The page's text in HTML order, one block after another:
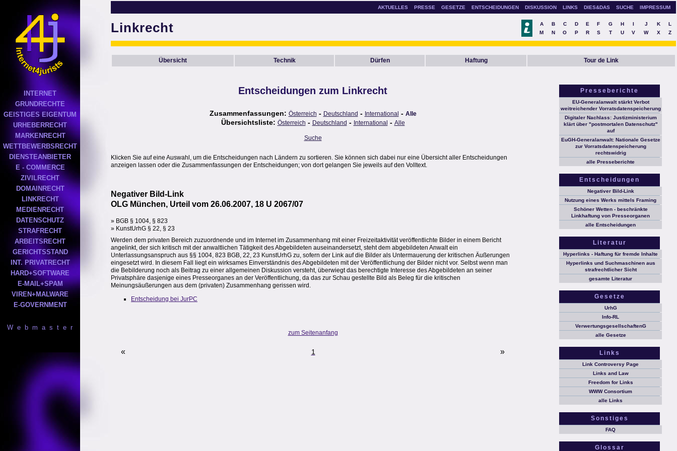
INTERNET
GRUNDRECHTE
GEISTIGES EIGENTUM
URHEBERRECHT
MARKENRECHT
WETTBEWERBSRECHT
DIENSTEANBIETER
E - COMMERCE
ZIVILRECHT
DOMAINRECHT
LINKRECHT
MEDIENRECHT
DATENSCHUTZ
STRAFRECHT
ARBEITSRECHT
GERICHTSSTAND
INT. PRIVATRECHT
HARD+SOFTWARE
E-MAIL+SPAM
VIREN+MALWARE
E-GOVERNMENT
W e b m a s t e r
AKTUELLES PRESSE GESETZE ENTSCHEIDUNGEN DISKUSSION LINKS DIES&DAS SUCHE IMPRESSUM
Linkrecht A B C D E F G H I J K
L
M
N O P R S T U V W X Z
Übersicht Technik Dürfen Haftung Tour de Link
Entscheidungen zum Linkrecht
Zusammenfassungen: Österreich - Deutschland - International - Alle
Übersichtsliste: Österreich - Deutschland - International - Alle
Suche
Klicken Sie auf eine Auswahl, um die Entscheidungen nach Ländern zu sortieren. Sie können sich dabei nur eine Übersicht aller Entscheidungen
anzeigen lassen oder die Zusammenfassungen der Entscheidungen; von dort gelangen Sie jeweils auf den Volltext.
Negativer Bild-Link
OLG München, Urteil vom 26.06.2007, 18 U 2067/07
» BGB § 1004, § 823
» KunstUrhG § 22, § 23
Werden dem privaten Bereich zuzuordnende und im Internet im Zusammenhang mit einer Freizeitaktivität veröffentlichte Bilder in einem Bericht
angelinkt, der sich kritisch mit der anwaltlichen Tätigkeit des Abgebildeten auseinandersetzt, steht dem abgebildeten Anwalt ein
Unterlassungsanspruch aus §§ 1004, 823 BGB, 22, 23 KunstUrhG zu, sofern der Link auf die Bilder als Untermauerung der kritischen Äußerungen
eingesetzt wird. In diesem Fall liegt ein wirksames Einverständnis des Abgebildeten mit der Veröffentlichung der Bilder nicht vor. Selbst wenn man
die Bebilderung noch als Beitrag zu einer allgemeinen Diskussion versteht, überwiegt das berechtigte Interesse des Abgebildeten an seiner
Privatsphäre dasjenige eines Presseorganes an der Veröffentlichung, da das zur Schau gestellte Bild als Beleg für die kritischen
Meinungsäußerungen aus dem (privaten) Zusammenhang gerissen wird.
Entscheidung bei JurPC
zum Seitenanfang
« 1 »
Presseberichte
EU-Generalanwalt stärkt Verbot
weitreichender Vorratsdatenspeicherung
Digitaler Nachlass: Justizministerium
klärt über "postmortalen Datenschutz"
auf
EuGH-Generalanwalt: Nationale Gesetze
zur Vorratsdatenspeicherung
rechtswidrig
alle Presseberichte
Entscheidungen
Negativer Bild-Link
Nutzung eines Werks mittels Framing
Schöner Wetten - beschränkte
Linkhaftung von Presseorganen
alle Entscheidungen
Literatur
Hyperlinks - Haftung für fremde Inhalte
Hyperlinks und Suchmaschinen aus
strafrechtlicher Sicht
gesamte Literatur
Gesetze
UrhG
Info-RL
VerwertungsgesellschaftenG
alle Gesetze
Links
Link Controversy Page
Links and Law
Freedom for Links
WWW Consortium
alle Links
Sonstiges
FAQ
Glossar